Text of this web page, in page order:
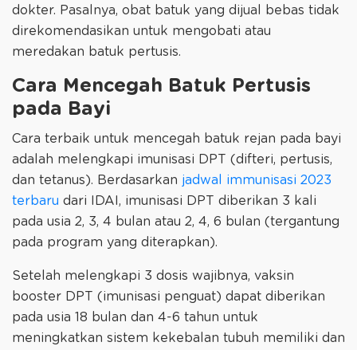
dokter. Pasalnya, obat batuk yang dijual bebas tidak
direkomendasikan untuk mengobati atau
meredakan batuk pertusis.
Cara Mencegah Batuk Pertusis
pada Bayi
Cara terbaik untuk mencegah batuk rejan pada bayi
adalah melengkapi imunisasi DPT (difteri, pertusis,
dan tetanus). Berdasarkan jadwal immunisasi 2023
terbaru dari IDAI, imunisasi DPT diberikan 3 kali
pada usia 2, 3, 4 bulan atau 2, 4, 6 bulan (tergantung
pada program yang diterapkan).
Setelah melengkapi 3 dosis wajibnya, vaksin
booster DPT (imunisasi penguat) dapat diberikan
pada usia 18 bulan dan 4-6 tahun untuk
meningkatkan sistem kekebalan tubuh memiliki dan